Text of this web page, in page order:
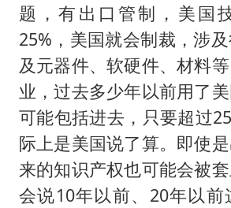
题，有出口管制，美国
25%，美国就会制裁，涉
及元器件、软硬件、材料
业，过去多少年以前用了
可能包括进去，只要超过
际上是美国说了算。即使
来的知识产权也可能会被
会说10年以前、20年以前